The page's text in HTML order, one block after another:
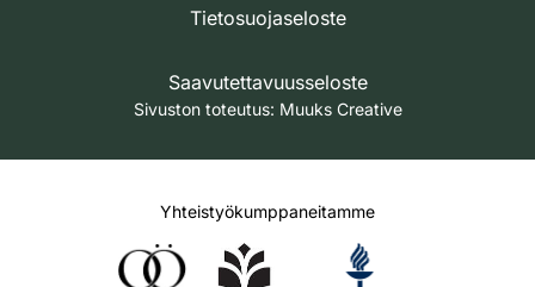
Tietosuojaseloste
Saavutettavuusseloste
Sivuston toteutus: Muuks Creative
Yhteistyökumppaneitamme